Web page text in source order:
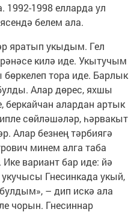
1992-1998 елларда ул
белем ала.
яратып укыдым. Гел
килә иде. Укытучым
тора иде. Барлык
Алар дөрес, яхшы
беркайчан алардан артык
сөйләшәләр, һәрвакыт
Алар безнең тәрбиягә
минем алга таба
вариант бар иде: йә
Гнесинкада укый,
– дип искә ала
чорын. Гнесиннар